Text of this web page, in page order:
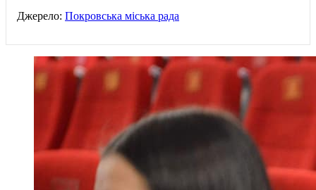
Джерело: Покровська міська рада